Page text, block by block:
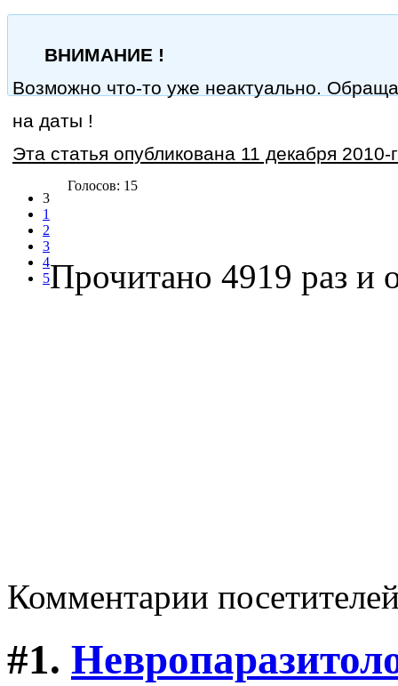
ВНИМАНИЕ !
Возможно что-то уже неактуально.
на даты !
Эта статья опубликована 11 декабря 2010-
3
1
2
3
4
5
Голосов: 15
Прочитано 4919 раз и
Комментарии
#1.